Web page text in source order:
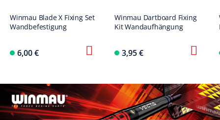
Winmau Blade X Fixing Set
Wandbefestigung
6,00 €
Winmau Dartboard Fixing
Kit Wandaufhängung
3,95 €